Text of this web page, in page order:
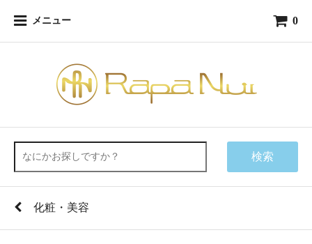
メニュー 0
検索
化粧・美容